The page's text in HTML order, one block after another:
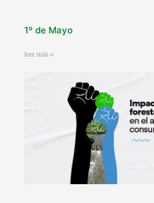
1º de Mayo
leer más »